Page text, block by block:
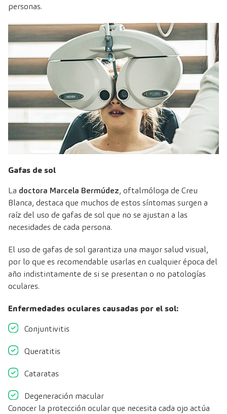
personas.
Gafas de sol
La doctora Marcela Bermúdez, oftalmóloga de Creu
Blanca, destaca que muchos de estos síntomas surgen a
raíz del uso de gafas de sol que no se ajustan a las
necesidades de cada persona.
El uso de gafas de sol garantiza una mayor salud visual,
por lo que es recomendable usarlas en cualquier época del
año indistintamente de si se presentan o no patologías
oculares.
Enfermedades oculares causadas por el sol:
Conjuntivitis
Queratitis
Cataratas
Degeneración macular
Conocer la protección ocular que necesita cada ojo actúa